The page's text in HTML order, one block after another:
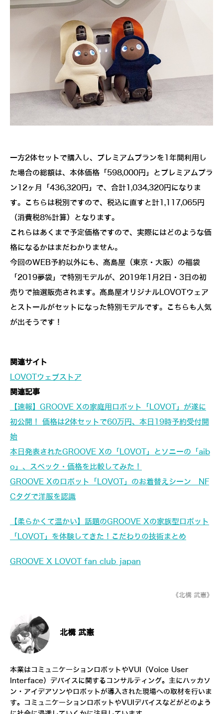
一方2体セットで購入し、プレミアムプランを1年間利用し
た場合の総額は、本体価格「598,000円」とプレミアムプラ
ン12ヶ月「436,320円」で、合計1,034,320円になりま
す。こちらは税別ですので、税込に直すと計1,117,065円
（消費税8%計算）となります。
これらはあくまで予定価格ですので、実際にはどのような価
格になるかはまだわかりません。
今回のWEB予約以外にも、髙島屋（東京・大阪）の福袋
「2019夢袋」で特別モデルが、2019年1月2日・3日の初
売りで抽選販売されます。髙島屋オリジナルLOVOTウェア
とストールがセットになった特別モデルです。こちらも人気
が出そうです！
関連サイト
LOVOTウェブストア
関連記事
【速報】GROOVE Xの家庭用ロボット「LOVOT」が遂に
初公開！ 価格は2体セットで60万円、本日19時予約受付開
始
本日発表されたGROOVE Xの「LOVOT」とソニーの「aib
o」、スペック・価格を比較してみた！
GROOVE Xのロボット「LOVOT」のお着替えシーン NF
Cタグで洋服を認識
【柔らかくて温かい】話題のGROOVE Xの家族型ロボット
「LOVOT」を体験してきた！こだわりの技術まとめ
GROOVE X LOVOT fan club japan
《北構 武憲》
北構 武憲
本業はコミュニケーションロボットやVUI（Voice User
Interface）デバイスに関するコンサルティング。主にハッカソ
ン・アイデアソンやロボットが導入された現場への取材を行いま
す。コミュニケーションロボットやVUIデバイスなどがどのよう